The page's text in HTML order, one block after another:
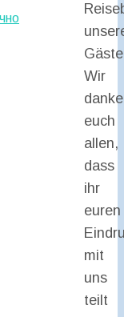
Wir
euch
allen,
dass
ihr
euren
mit
uns
teilt